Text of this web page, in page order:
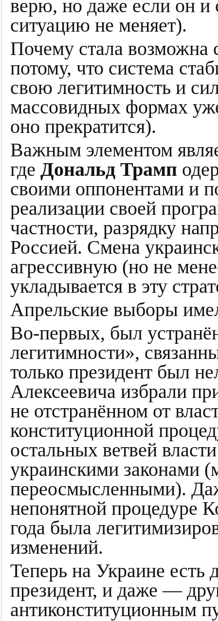
верю, но даже если он и
ситуацию не меняет).
Почему стала возможна
потому, что система
свою легитимность и
массовидных формах
оно прекратится).
Важным элементом
где Дональд Трамп
своими оппонентами и
реализации своей
частности, разрядку
Россией. Смена
агрессивную (но не
укладывается в эту
Апрельские выборы
Во-первых, был
легитимности»,
только президент был
Алексеевича избрали
не отстранённом от
конституционной
остальных ветвей
украинскими законами
переосмысленными).
непонятной процедуре
года была
изменений.
Теперь на Украине есть
президент, и даже —
антиконституционным